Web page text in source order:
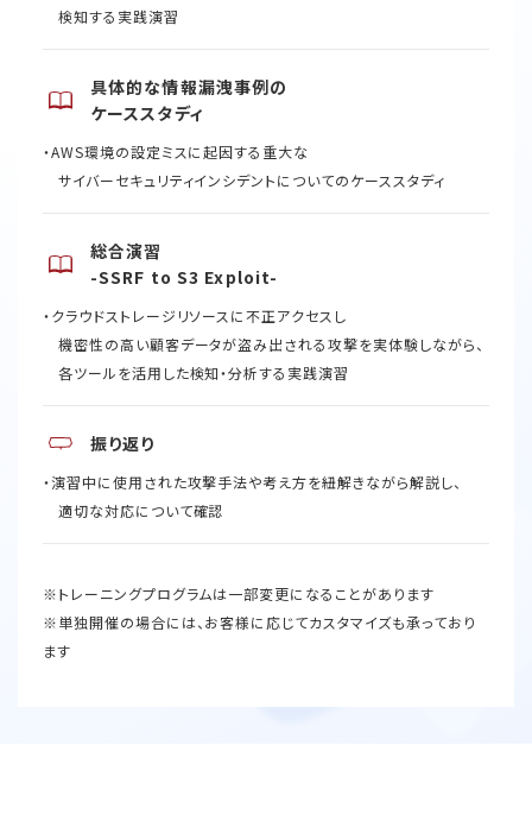
検知する実践演習
具体的な情報漏洩事例の
ケーススタディ
・AWS環境の設定ミスに起因する重大な
サイバーセキュリティインシデントについてのケーススタディ​
総合演習
-SSRF to S3 Exploit-
・クラウドストレージリソースに不正アクセスし
機密性の高い顧客データが盗み出される攻撃を実体験しながら、
各ツールを活用した検知・分析する実践演習
振り返り
・演習中に使用された攻撃手法や考え方を紐解きながら解説し、
適切な対応について確認
※トレーニングプログラムは一部変更になることがあります
※単独開催の場合には、お客様に応じてカスタマイズも承っており
ます